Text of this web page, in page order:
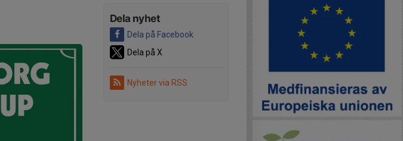
Dela nyhet
Dela på Facebook
Dela på X
Nyheter via RSS